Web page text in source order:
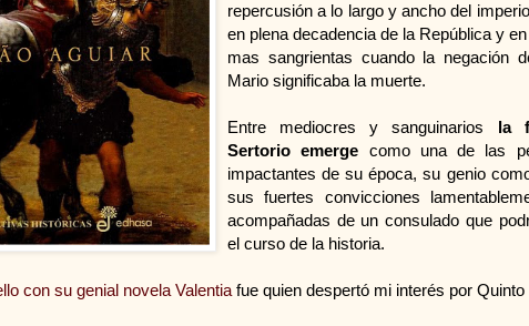
repercusión a lo largo y ancho del
en plena decadencia de la República y
mas sangrientas cuando la negación
Mario significaba la muerte.
Entre mediocres y sanguinarios la
Sertorio emerge como una de las
impactantes de su época, su genio
sus fuertes convicciones
acompañadas de un consulado que
el curso de la historia.
con su genial novela Valentia fue quien despertó mi interés por Quinto